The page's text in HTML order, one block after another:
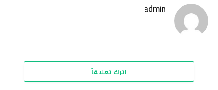
admin
اترك تعليقاً